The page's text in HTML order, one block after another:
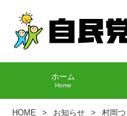
ホーム
Home
HOME > お知らせ > 村岡